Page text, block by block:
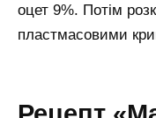
оцет 9%. Потім
пластмасовими